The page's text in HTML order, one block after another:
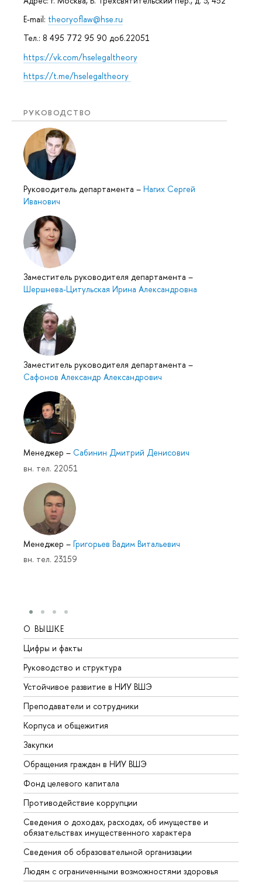
E-mail: theoryoflaw@hse.ru
Тел.: 8 495 772 95 90 доб.22051
https://vk.com/hselegaltheory
https://t.me/hselegaltheory
РУКОВОДСТВО
Руководитель департамента – Нагих Сергей
Иванович
Заместитель руководителя департамента –
Шершнева-Цитульская Ирина Александровна
Заместитель руководителя департамента –
Сафонов Александр Александрович
Менеджер – Сабинин Дмитрий Денисович
вн. тел. 22051
Менеджер – Григорьев Вадим Витальевич
вн. тел. 23159
О ВЫШКЕ
Цифры и факты
Руководство и структура
Устойчивое развитие в НИУ ВШЭ
Преподаватели и сотрудники
Корпуса и общежития
Закупки
Обращения граждан в НИУ ВШЭ
Фонд целевого капитала
Противодействие коррупции
Сведения о доходах, расходах, об имуществе и
обязательствах имущественного характера
Сведения об образовательной организации
Людям с ограниченными возможностями здоровья